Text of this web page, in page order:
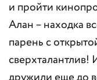
и пройти
Алан – находка
парень с
сверхталантлив!